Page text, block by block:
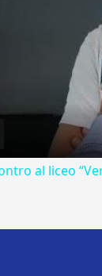
al liceo